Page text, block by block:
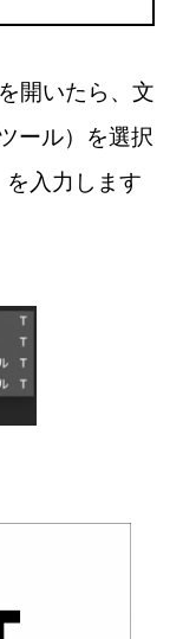
開いたら、文
ール）を選択
を入力します